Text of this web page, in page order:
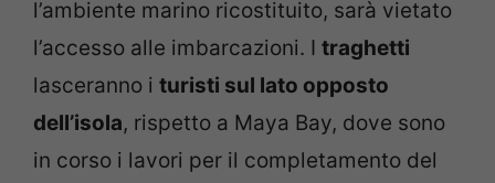
l’ambiente marino ricostituito, sarà vietato
l’accesso alle imbarcazioni. I traghetti
lasceranno i turisti sul lato opposto
dell’isola, rispetto a Maya Bay, dove sono
in corso i lavori per il completamento del